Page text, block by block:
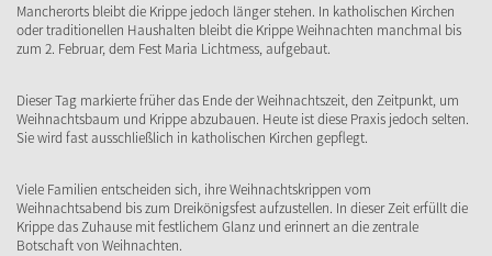
Mancherorts bleibt die Krippe jedoch länger stehen. In katholischen Kirchen
oder traditionellen Haushalten bleibt die Krippe Weihnachten manchmal bis
zum 2. Februar, dem Fest Maria Lichtmess, aufgebaut.
Dieser Tag markierte früher das Ende der Weihnachtszeit, den Zeitpunkt, um
Weihnachtsbaum und Krippe abzubauen. Heute ist diese Praxis jedoch selten.
Sie wird fast ausschließlich in katholischen Kirchen gepflegt.
Viele Familien entscheiden sich, ihre Weihnachtskrippen vom
Weihnachtsabend bis zum Dreikönigsfest aufzustellen. In dieser Zeit erfüllt die
Krippe das Zuhause mit festlichem Glanz und erinnert an die zentrale
Botschaft von Weihnachten.